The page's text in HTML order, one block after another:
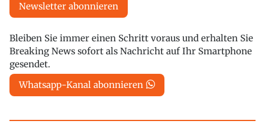
Newsletter abonnieren
Bleiben Sie immer einen Schritt voraus und erhalten Sie
Breaking News sofort als Nachricht auf Ihr Smartphone
gesendet.
Whatsapp-Kanal abonnieren